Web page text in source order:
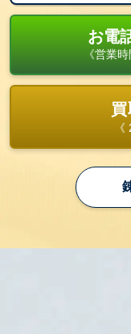
お電
《営業